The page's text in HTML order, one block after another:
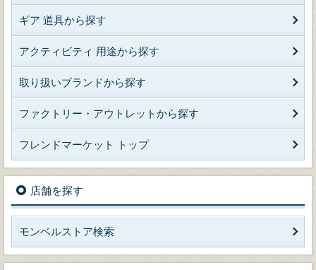
ギア 道具から探す
アクティビティ 用途から探す
取り扱いブランドから探す
ファクトリー・アウトレットから探す
フレンドマーケット トップ
店舗を探す
モンベルストア検索